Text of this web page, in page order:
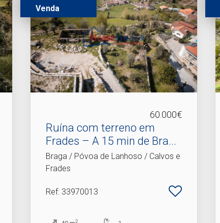
Venda
60.000€
Ruína com terreno em
Frades – A 15 min de Bra.​..
Braga / Póvoa de Lanhoso / Calvos e
Frades
Ref: 33970013
2